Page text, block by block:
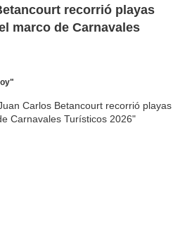
recorrió playas
marco de Carnavales